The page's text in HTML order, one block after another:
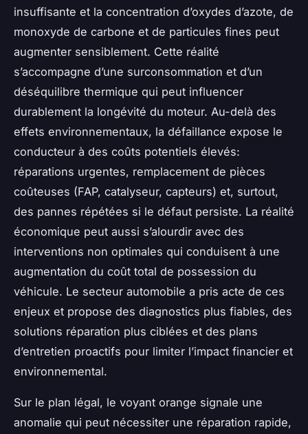
insuffisante et la concentration d’oxydes d’azote, de
monoxyde de carbone et de particules fines peut
augmenter sensiblement. Cette réalité
s’accompagne d’une surconsommation et d’un
déséquilibre thermique qui peut influencer
durablement la longévité du moteur. Au-delà des
effets environnementaux, la défaillance expose le
conducteur à des coûts potentiels élevés:
réparations urgentes, remplacement de pièces
coûteuses (FAP, catalyseur, capteurs) et, surtout,
des pannes répétées si le défaut persiste. La réalité
économique peut aussi s’alourdir avec des
interventions non optimales qui conduisent à une
augmentation du coût total de possession du
véhicule. Le secteur automobile a pris acte de ces
enjeux et propose des diagnostics plus fiables, des
solutions réparation plus ciblées et des plans
d’entretien proactifs pour limiter l’impact financier et
environnemental.
Sur le plan légal, le voyant orange signale une
anomalie qui peut nécessiter une réparation rapide,